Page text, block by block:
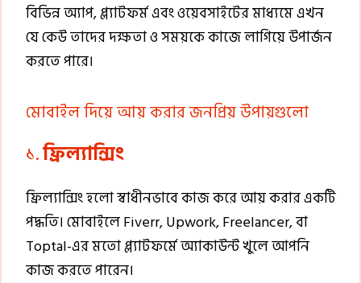
বিভিন্ন অ্যাপ, প্ল্যাটফর্ম এবং ওয়েবসাইটের মাধ্যমে এখন
যে কেউ তাদের দক্ষতা ও সময়কে কাজে লাগিয়ে উপার্জন
করতে পারে।
মোবাইল দিয়ে আয় করার জনপ্রিয় উপায়গুলো
১.ফ্রিল্যান্সিং
ফ্রিল্যান্সিং হলো স্বাধীনভাবে কাজ করে আয় করার একটি
পদ্ধতি। মোবাইলে Fiverr, Upwork, Freelancer, বা
Toptal-এর মতো প্ল্যাটফর্মে অ্যাকাউন্ট খুলে আপনি
কাজ করতে পারেন।